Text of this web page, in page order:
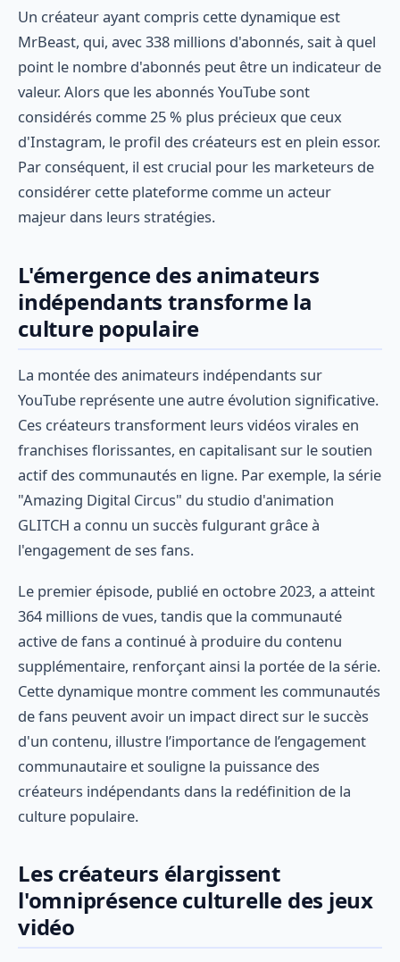
Un créateur ayant compris cette dynamique est
MrBeast, qui, avec 338 millions d'abonnés, sait à quel
point le nombre d'abonnés peut être un indicateur de
valeur. Alors que les abonnés YouTube sont
considérés comme 25 % plus précieux que ceux
d'Instagram, le profil des créateurs est en plein essor.
Par conséquent, il est crucial pour les marketeurs de
considérer cette plateforme comme un acteur
majeur dans leurs stratégies.
L'émergence des animateurs
indépendants transforme la
culture populaire
La montée des animateurs indépendants sur
YouTube représente une autre évolution significative.
Ces créateurs transforment leurs vidéos virales en
franchises florissantes, en capitalisant sur le soutien
actif des communautés en ligne. Par exemple, la série
"Amazing Digital Circus" du studio d'animation
GLITCH a connu un succès fulgurant grâce à
l'engagement de ses fans.
Le premier épisode, publié en octobre 2023, a atteint
364 millions de vues, tandis que la communauté
active de fans a continué à produire du contenu
supplémentaire, renforçant ainsi la portée de la série.
Cette dynamique montre comment les communautés
de fans peuvent avoir un impact direct sur le succès
d'un contenu, illustre l’importance de l’engagement
communautaire et souligne la puissance des
créateurs indépendants dans la redéfinition de la
culture populaire.
Les créateurs élargissent
l'omniprésence culturelle des jeux
vidéo